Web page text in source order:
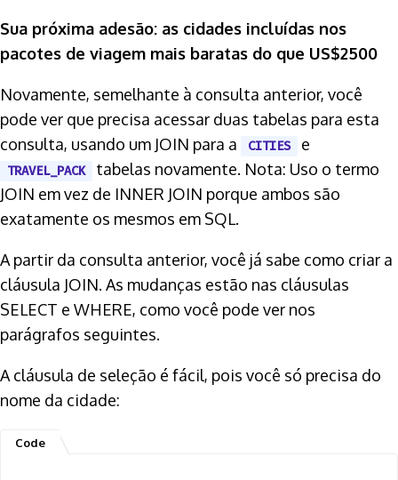
Sua próxima adesão: as cidades incluídas nos
pacotes de viagem mais baratas do que US$2500
Novamente, semelhante à consulta anterior, você
pode ver que precisa acessar duas tabelas para esta
consulta, usando um JOIN para a
CITIES e
TRAVEL_PACK
tabelas novamente. Nota: Uso o termo
JOIN em vez de INNER JOIN porque ambos são
exatamente os mesmos em SQL.
A partir da consulta anterior, você já sabe como criar a
cláusula JOIN. As mudanças estão nas cláusulas
SELECT e WHERE, como você pode ver nos
parágrafos seguintes.
A cláusula de seleção é fácil, pois você só precisa do
nome da cidade: